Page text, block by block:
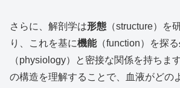
さらに、解剖学は形態 （structure）を
り、これを基に機能（function）を探る
（physiology）と密接な関係を持ちま
の構造を理解することで、血液がどの